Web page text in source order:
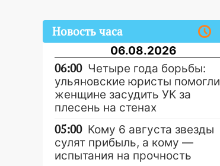
Новость часа
06.08.2026
06:00 Четыре года борьбы:
ульяновские юристы помогли
женщине засудить УК за
плесень на стенах
05:00 Кому 6 августа звезды
сулят прибыль, а кому —
испытания на прочность